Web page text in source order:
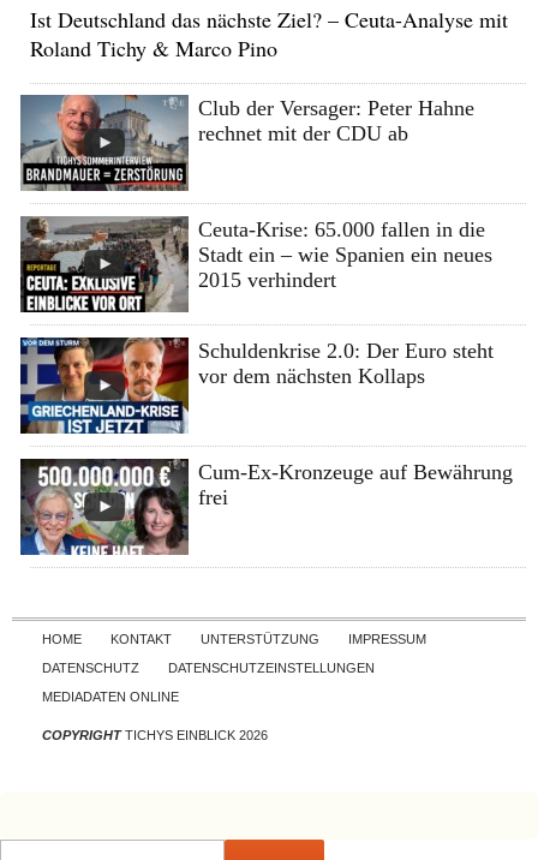
Ist Deutschland das nächste Ziel? – Ceuta-Analyse mit
Roland Tichy & Marco Pino
Club der Versager: Peter Hahne
rechnet mit der CDU ab
Ceuta-Krise: 65.000 fallen in die
Stadt ein – wie Spanien ein neues
2015 verhindert
Schuldenkrise 2.0: Der Euro steht
vor dem nächsten Kollaps
Cum-Ex-Kronzeuge auf Bewährung
frei
Skip to content
HOME KONTAKT UNTERSTÜTZUNG
IMPRESSUM
DATENSCHUTZ
DATENSCHUTZEINSTELLUNGEN
MEDIADATEN ONLINE
COPYRIGHTTICHYS EINBLICK 2026